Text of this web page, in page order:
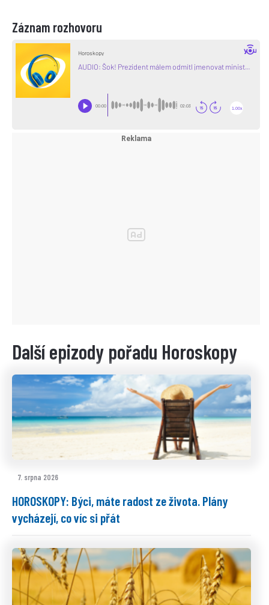
Záznam rozhovoru
Další epizody pořadu Horoskopy
7. srpna 2026
HOROSKOPY: Býci, máte radost ze života. Plány
vycházejí, co víc si přát